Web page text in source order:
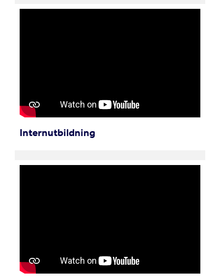
Internutbildning